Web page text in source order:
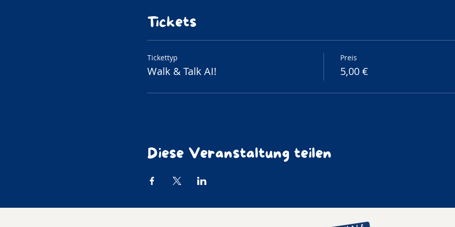
Tickets
Tickettyp
Walk & Talk AI!
Preis
5,00 €
Diese Veranstaltung teilen